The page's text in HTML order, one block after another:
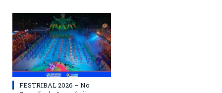
FESTRIBAL 2026 – No